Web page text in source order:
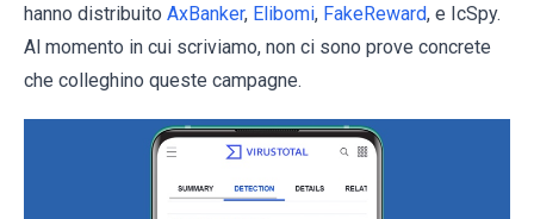
hanno distribuito AxBanker, Elibomi, FakeReward, e IcSpy.
Al momento in cui scriviamo, non ci sono prove concrete
che colleghino queste campagne.